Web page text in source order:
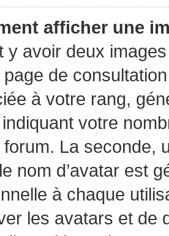
afficher une
y avoir deux
page de
à votre rang,
votre
forum. La seconde,
nom d’avatar est
à chaque
les avatars et de